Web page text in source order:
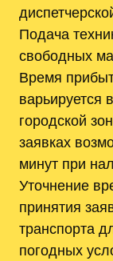
Подача
свободных
Время
варьируется
городской
заявках
минут при
Уточнение
принятия
транспорта
погодных